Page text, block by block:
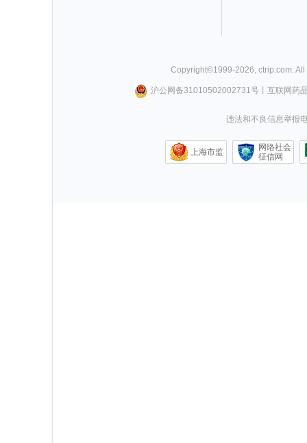
Copyright©1999-2026 ctrip.com .
沪公网备31010502002731号丨 互联网药
违法和不良信息举报
上海市监
网络社会
征信网